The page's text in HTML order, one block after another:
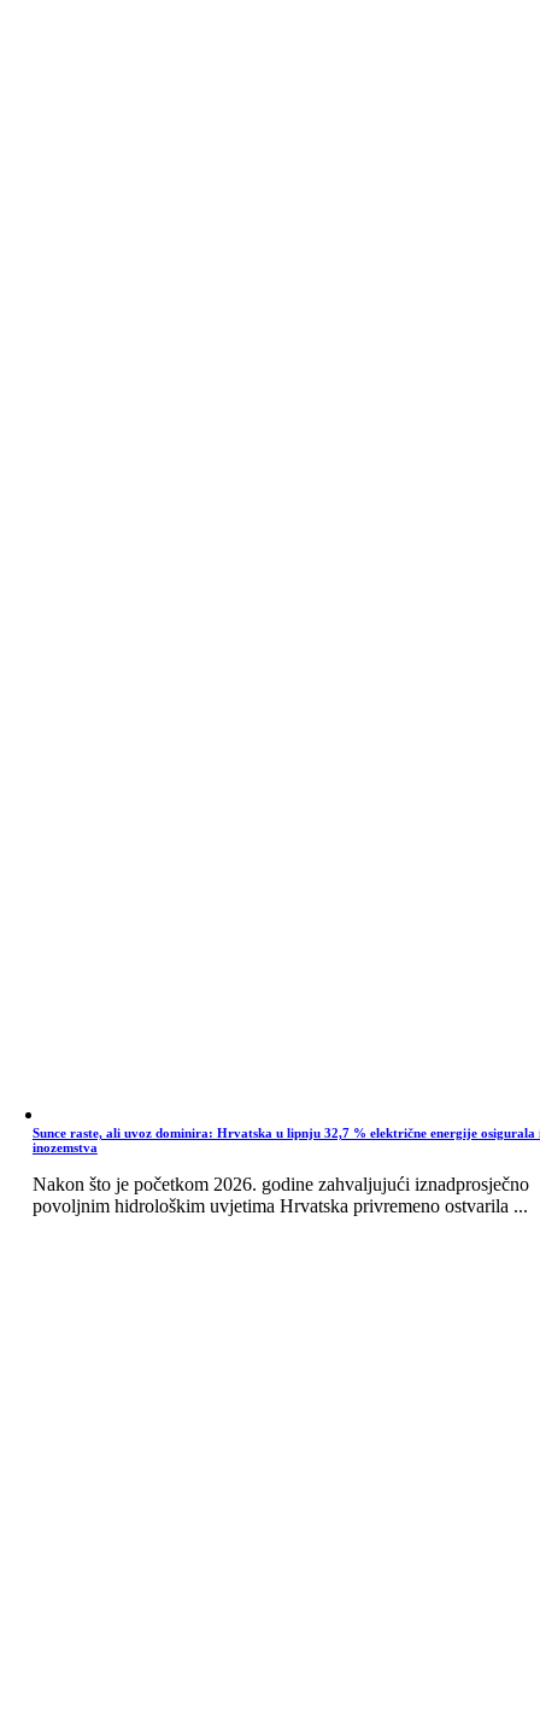
Sunce raste, ali uvoz dominira: Hrvatska u lipnju 32,7 % električne energije osigurala
inozemstva
Nakon što je početkom 2026. godine zahvaljujući iznadprosječno
povoljnim hidrološkim uvjetima Hrvatska privremeno ostvarila ...